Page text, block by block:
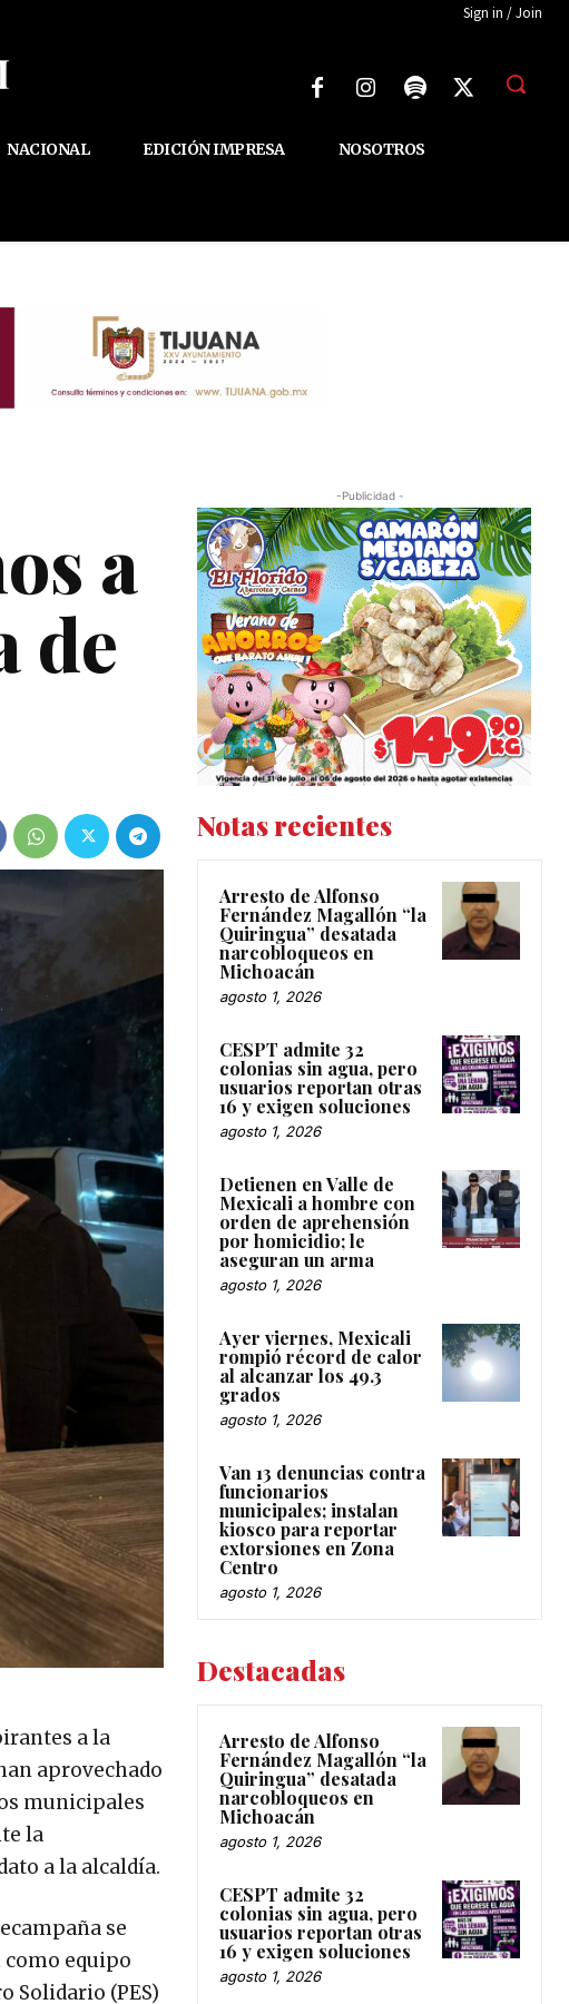
Sign in / Join
NACIONAL EDICIÓN IMPRESA NOSOTROS
a
de
a la
aprovechado
municipales
la
a la alcaldía.
se
como equipo
Solidario (PES)
-Publicidad -
Notas recientes
Arresto de Alfonso
Fernández Magallón “la
Quiringua” desatada
narcobloqueos en
Michoacán
agosto 1, 2026
CESPT admite 32
colonias sin agua, pero
usuarios reportan otras
16 y exigen soluciones
agosto 1, 2026
Detienen en Valle de
Mexicali a hombre con
orden de aprehensión
por homicidio; le
aseguran un arma
agosto 1, 2026
Ayer viernes, Mexicali
rompió récord de calor
al alcanzar los 49.3
grados
agosto 1, 2026
Van 13 denuncias contra
funcionarios
municipales; instalan
kiosco para reportar
extorsiones en Zona
Centro
agosto 1, 2026
Destacadas
Arresto de Alfonso
Fernández Magallón “la
Quiringua” desatada
narcobloqueos en
Michoacán
agosto 1, 2026
CESPT admite 32
colonias sin agua, pero
usuarios reportan otras
16 y exigen soluciones
agosto 1, 2026